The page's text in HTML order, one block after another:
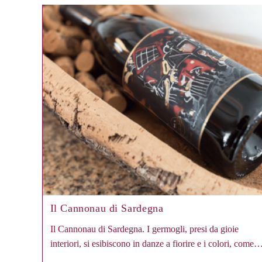
Il Cannonau di Sardegna
Il Cannonau di Sardegna. I germogli, presi da gioie
interiori, si esibiscono in danze a fiorire e i colori,